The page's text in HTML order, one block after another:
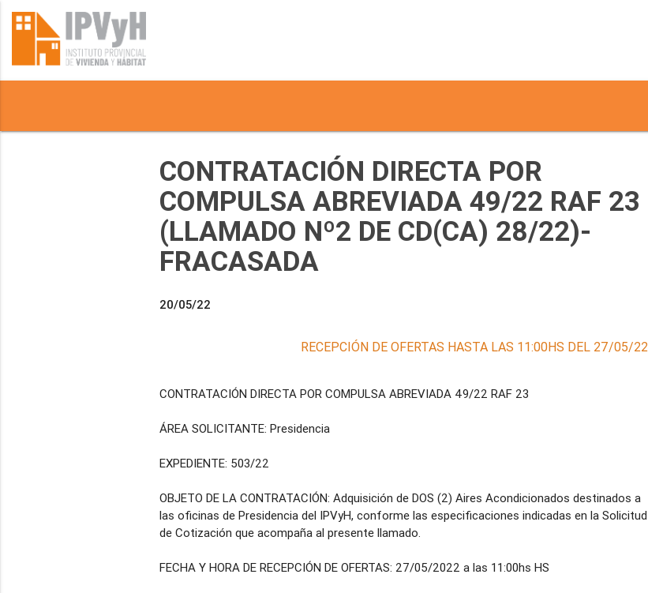
CONTRATACIÓN DIRECTA POR
COMPULSA ABREVIADA 49/22 RAF 23
(LLAMADO Nº2 DE CD(CA) 28/22)-
FRACASADA
20/05/22
RECEPCIÓN DE OFERTAS HASTA LAS 11:00HS DEL 27/05/22
CONTRATACIÓN DIRECTA POR COMPULSA ABREVIADA 49/22 RAF 23
ÁREA SOLICITANTE: Presidencia
EXPEDIENTE: 503/22
OBJETO DE LA CONTRATACIÓN: Adquisición de DOS (2) Aires Acondicionados destinados a
las oficinas de Presidencia del IPVyH, conforme las especificaciones indicadas en la Solicitud
de Cotización que acompaña al presente llamado.
FECHA Y HORA DE RECEPCIÓN DE OFERTAS: 27/05/2022 a las 11:00hs HS